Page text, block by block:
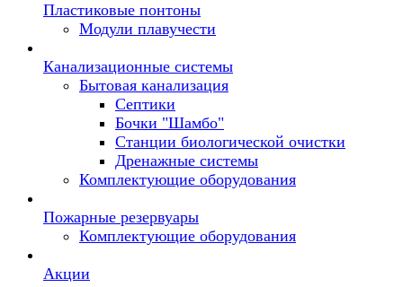
Пластиковые понтоны
Модули плавучести
Канализационные системы
Бытовая канализация
Септики
Бочки "Шамбо"
Станции биологической очистки
Дренажные системы
Комплектующие оборудования
Пожарные резервуары
Комплектующие оборудования
Акции